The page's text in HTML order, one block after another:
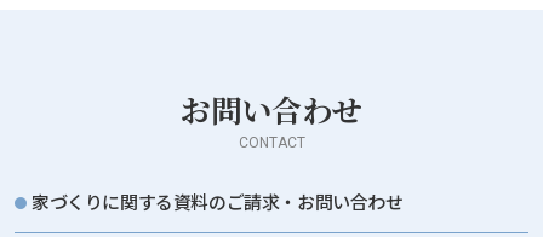
お問い合わせ
CONTACT
家づくりに関する資料のご請求・お問い合わせ